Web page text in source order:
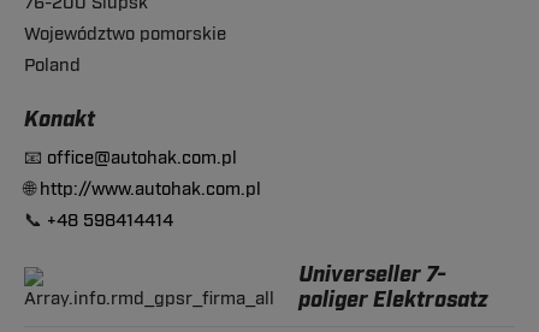
Województwo pomorskie
Poland
Konakt
📧 office@autohak.com.pl
🌐http://www.autohak.com.pl
📞 +48 598414414
Universeller 7-
poliger Elektrosatz